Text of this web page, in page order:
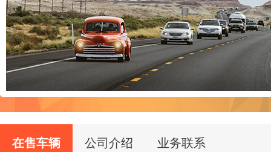
在售车辆 公司介绍 业务联系